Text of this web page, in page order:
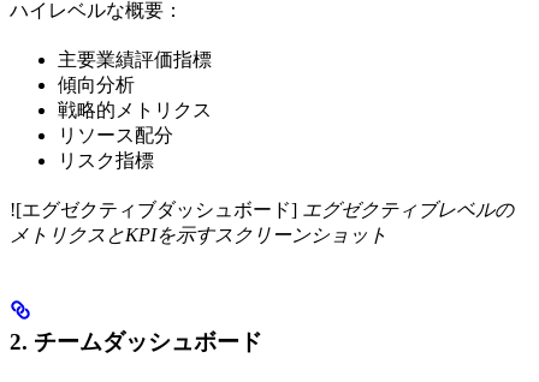
ハイレベルな概要：
主要業績評価指標
傾向分析
戦略的メトリクス
リソース配分
リスク指標
![エグゼクティブダッシュボード] エグゼクティブレベルの
メトリクスとKPIを示すスクリーンショット
2. チームダッシュボード